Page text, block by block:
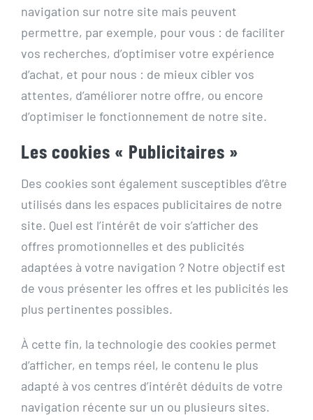
navigation sur notre site mais peuvent
permettre, par exemple, pour vous : de faciliter
vos recherches, d’optimiser votre expérience
d’achat, et pour nous : de mieux cibler vos
attentes, d’améliorer notre offre, ou encore
d’optimiser le fonctionnement de notre site.
Les cookies « Publicitaires »
Des cookies sont également susceptibles d’être
utilisés dans les espaces publicitaires de notre
site. Quel est l’intérêt de voir s’afficher des
offres promotionnelles et des publicités
adaptées à votre navigation ? Notre objectif est
de vous présenter les offres et les publicités les
plus pertinentes possibles.
À cette fin, la technologie des cookies permet
d’afficher, en temps réel, le contenu le plus
adapté à vos centres d’intérêt déduits de votre
navigation récente sur un ou plusieurs sites.